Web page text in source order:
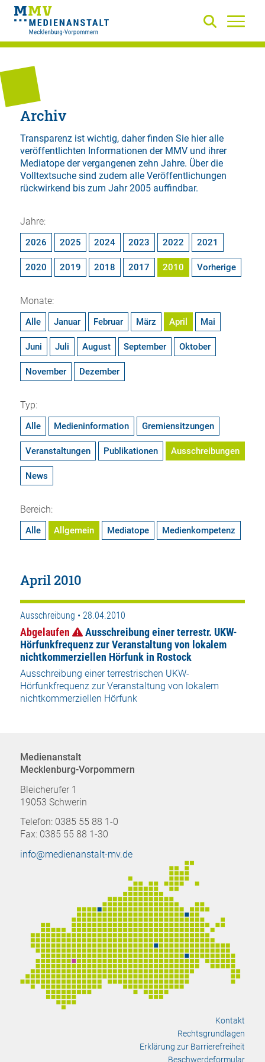
Archiv
Transparenz ist wichtig, daher finden Sie hier alle
veröffentlichten Informationen der MMV und ihrer
Mediatope der vergangenen zehn Jahre. Über die
Volltextsuchesind zudem alle Veröffentlichungen
rückwirkend bis zum Jahr 2005 auffindbar.
Jahre:
2026 2025 2024 2023 2022 2021
2020 2019 2018 2017 2010 Vorherige
Monate:
Alle Januar Februar März April Mai
Juni Juli August September Oktober
November Dezember
Typ:
Alle Medieninformation Gremiensitzungen
Veranstaltungen Publikationen Ausschreibungen
News
Bereich:
Alle Allgemein Mediatope Medienkompetenz
April 2010
Ausschreibung • 28.04.2010
Abgelaufen
Ausschreibung einer terrestr. UKW-
Hörfunkfrequenz zur Veranstaltung von lokalem
nichtkommerziellen Hörfunk in Rostock
Ausschreibung einer terrestrischen UKW-
Hörfunkfrequenz zur Veranstaltung von lokalem
nichtkommerziellen Hörfunk
Medienanstalt
Mecklenburg-Vorpommern
Bleicherufer 1
19053 Schwerin
Telefon: 0385 55 88 1-0
Fax: 0385 55 88 1-30
info@medienanstalt-mv.de
Kontakt
Rechtsgrundlagen
Erklärung zur Barrierefreiheit
Beschwerdeformular